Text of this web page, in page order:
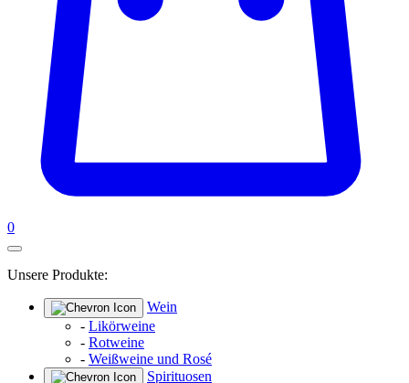
0
Unsere Produkte:
Wein
- Likörweine
- Rotweine
- Weißweine und Rosé
Spirituosen